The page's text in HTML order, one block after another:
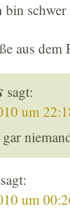
bin
aus
sagt:
um
sagt:
um